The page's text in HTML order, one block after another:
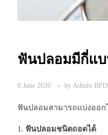
ฟันปลอมมีกี่แ
8 June 2020 by Admin
ฟันปลอมสามารถแบ่งออ
ฟันปลอมชนิดถอดได้